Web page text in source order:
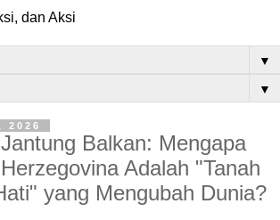
dan Aksi
▼
▼
2026
Balkan: Mengapa
Adalah "Tanah
yang Mengubah Dunia?